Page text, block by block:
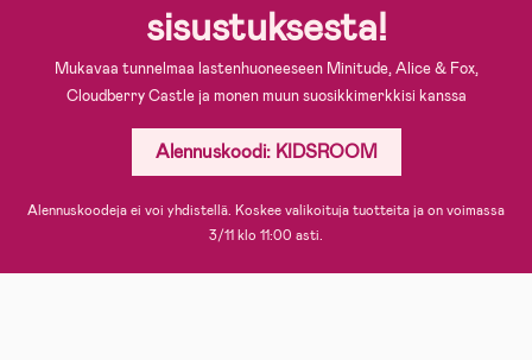
sisustuksesta!
Mukavaa tunnelmaa lastenhuoneeseen Minitude, Alice & Fox,
Cloudberry Castle ja monen muun suosikkimerkkisi kanssa
Alennuskoodi: KIDSROOM
Alennuskoodeja ei voi yhdistellä. Koskee valikoituja tuotteita ja on voimassa
3/11 klo 11:00 asti.